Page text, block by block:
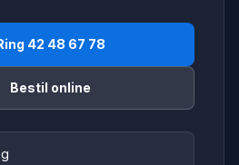
42 48 67 78
Bestil online